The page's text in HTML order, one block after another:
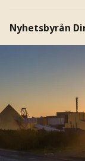
Nyhetsbyrån